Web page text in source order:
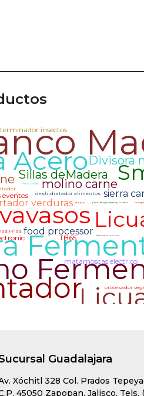
Guadalajara
Xóchitl 328 Col. Prados
45050 Zapopan, Jalisco. Tels.